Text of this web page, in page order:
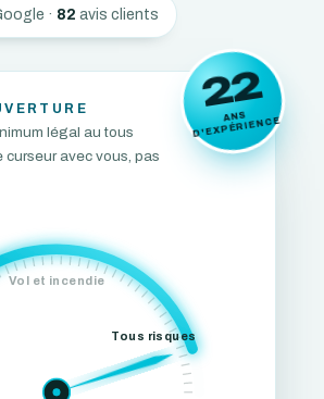
· 82 avis clients
22
ANS
D'EXPÉRIENCE
légal au tous
curseur avec vous, pas
Vol et incendie
Tous risques